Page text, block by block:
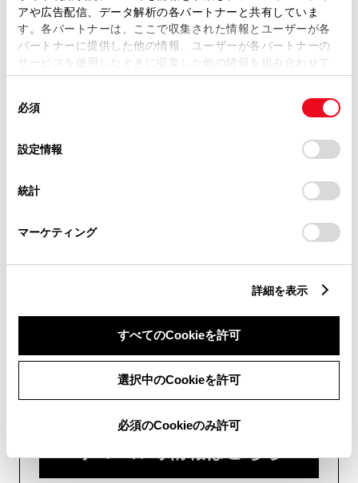
アや広告配信、データ解析の各パートナーと共有していま
す。各パートナーは、ここで収集された情報とユーザーが各
パートナーに提供した他の情報、ユーザーが各パートナーの
サービスを使用したときに収集した他の情報を組み合わせて
使用することがあります。当ウェブサイトの使用を続行する
デバイスにすべてのCookie(クッキー)が保存されることに同
意したことになります。Cookie(クッキー)のオプトアウト、
設定の変更、同意を撤回したりするにあたっては、当社の
「Cookie（クッキー）情報の取り扱いについて
」をご覧くだ
必須
設定情報
統計
マーケティング
詳細を表示
すべてのCookieを許可
選択中のCookieを許可
必須のCookieのみ許可
納期（販売店単位でオーダーを
いただいておりますため、弊社
ではお客様のお名前でのご注文
純正部品の品番、価格、取り付
（部品の販
売、取り付け等は販売店を窓口
にご相談いただけますと幸いで
トヨタ販売店へのお問い合わせ
等
おクルマに関するお問い合わせ
は、自動車検査証（車検証）をご
用意いただくとスムーズな対応
が可能です。
リコール等情報はこちら